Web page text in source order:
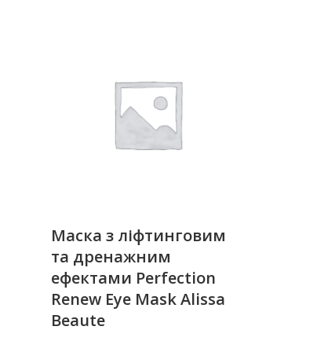
Маска з ліфтинговим
та дренажним
ефектами Perfection
Renew Eye Mask Alissa
Beaute